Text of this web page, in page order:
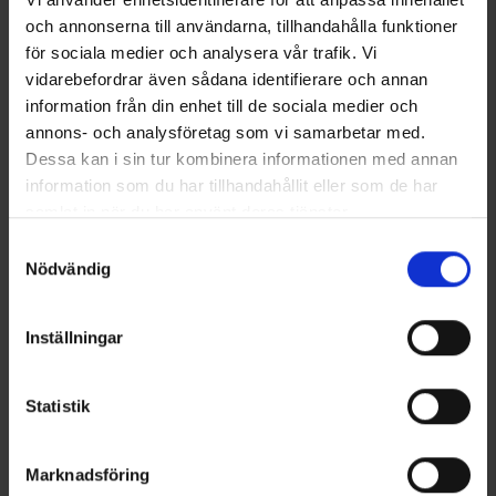
och annonserna till användarna, tillhandahålla funktioner
för sociala medier och analysera vår trafik. Vi
vidarebefordrar även sådana identifierare och annan
information från din enhet till de sociala medier och
annons- och analysföretag som vi samarbetar med.
Dessa kan i sin tur kombinera informationen med annan
information som du har tillhandahållit eller som de har
Nödvändig
Inställningar
Statistik
Marknadsföring
Socken Coolmax® Grau
Ab6,50 €
Springyard Applier Brush
6,95 €
Ähnliche Produkte
2 W.P
7727
Winter-Wanderschuhe Lövö
Bewertung: